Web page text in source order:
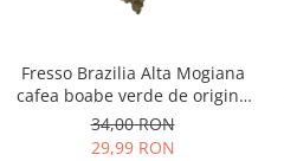
Fresso Brazilia Alta Mogiana
cafea boabe verde de origine
250g
34,00 RON
29,99 RON